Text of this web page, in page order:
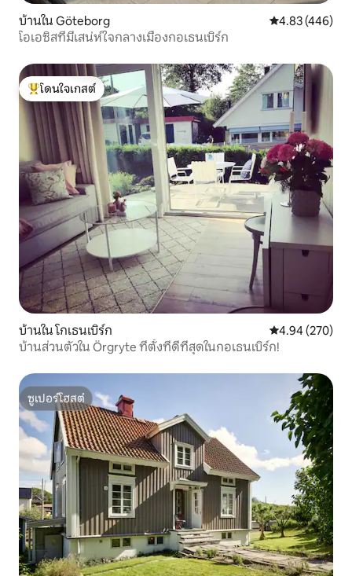
บ้านใน Göteborg คะแนนเฉลี่ย
4.83 (446)
โอเอซิสที่มีเสน่ห์ใจกลางเมืองกอเธนเบิร์ก
โดนใจเกสต์ที่สุด
โดนใจเกสต์
บ้านใน โกเธนเบิร์ก คะแนนเฉลี่ย
4.94 (270)
บ้านส่วนตัวใน Örgryte ที่ตั้งที่ดีที่สุดในกอเธนเบิร์ก!
ซูเปอร์โฮสต์
ซูเปอร์โฮสต์